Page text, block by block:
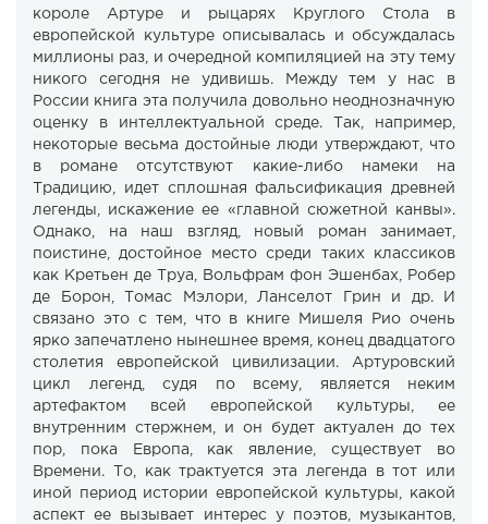
короле Артуре и рыцарях Круглого Стола в
европейской культуре описывалась и обсуждалась
миллионы раз, и очередной компиляцией на эту тему
никого сегодня не удивишь. Между тем у нас в
России книга эта получила довольно неоднозначную
оценку в интеллектуальной среде. Так, например,
некоторые весьма достойные люди утверждают, что
в романе отсутствуют какие-либо намеки на
Традицию, идет сплошная фальсификация древней
легенды, искажение ее «главной сюжетной канвы».
Однако, на наш взгляд, новый роман занимает,
поистине, достойное место среди таких классиков
как Кретьен де Труа, Вольфрам фон Эшенбах, Робер
де Борон, Томас Мэлори, Ланселот Грин и др. И
связано это с тем, что в книге Мишеля Рио очень
ярко запечатлено нынешнее время, конец двадцатого
столетия европейской цивилизации. Артуровский
цикл легенд, судя по всему, является неким
артефактом всей европейской культуры, ее
внутренним стержнем, и он будет актуален до тех
пор, пока Европа, как явление, существует во
Времени. То, как трактуется эта легенда в тот или
иной период истории европейской культуры, какой
аспект ее вызывает интерес у поэтов, музыкантов,